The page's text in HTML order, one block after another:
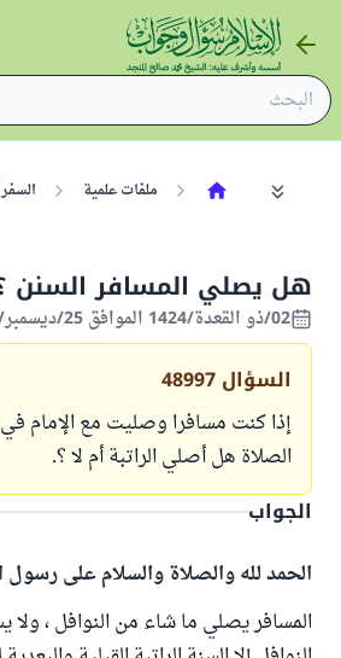
ملفات علمية
هل يصلي المسافر السنن
02/ذو القعدة/1424 الموافق 25/ديسمبر/2003
السؤال 48997
إذا كنت مسافرا وصليت مع الإمام
الصلاة هل أصلي الراتبة أم لا ؟.
الجواب
الحمد لله والصلاة والسلام على رسول
المسافر يصلي ما شاء من النوافل ،